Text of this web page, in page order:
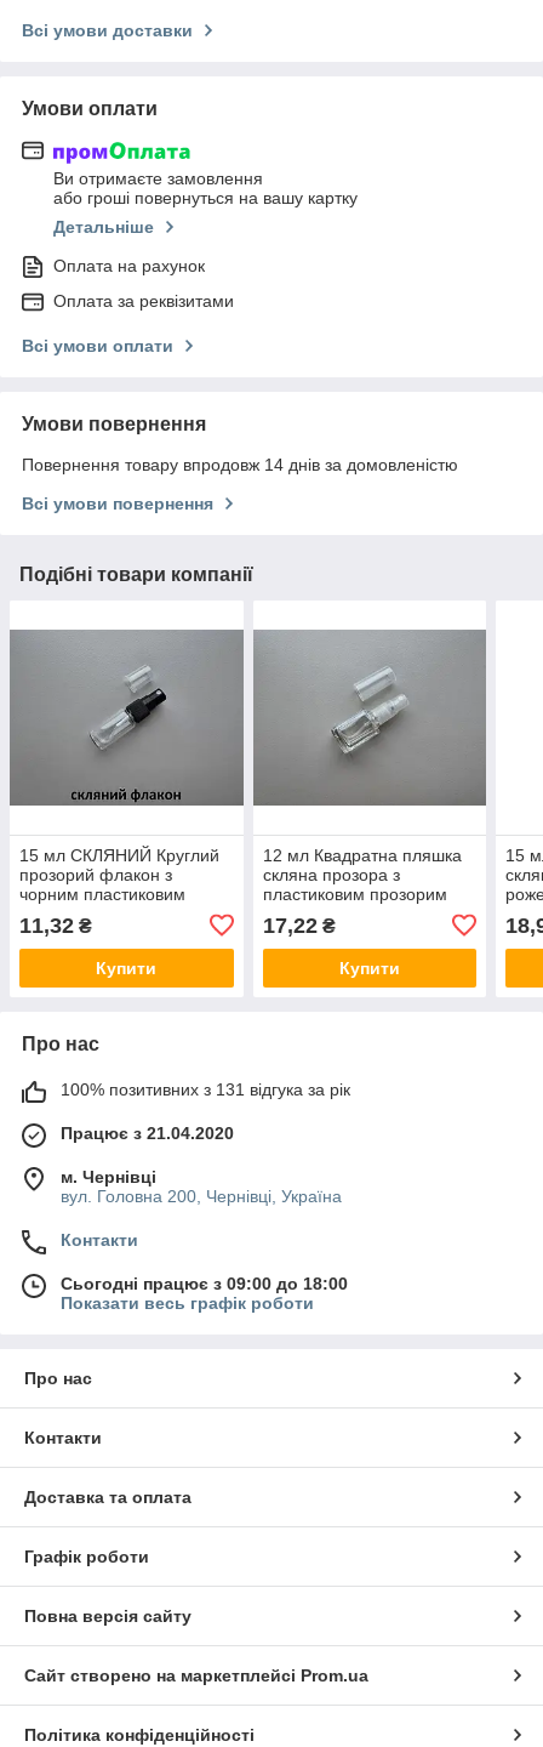
Всі умови доставки
Умови оплати
Ви отримаєте замовлення
або гроші повернуться на вашу картку
Детальніше
Оплата на рахунок
Оплата за реквізитами
Всі умови оплати
Умови повернення
Повернення товару впродовж 14 днів за домовленістю
Всі умови повернення
Подібні товари компанії
15 мл СКЛЯНИЙ Круглий
прозорий флакон з
чорним пластиковим
18/415, пляшка,
атомайзер, пляшечка,
11,32 ₴
Купити
12 мл Квадратна пляшка
скляна прозора з
пластиковим прозорим
13/415, флакон,
атомайзер
17,22₴
Купити
15
Про нас
100% позитивних з 131 відгука за рік
Працює з 21.04.2020
м. Чернівці
вул. Головна 200, Чернівці, Україна
Контакти
Сьогодні працює з 09:00 до 18:00
Показати весь графік роботи
Про нас
Контакти
Доставка та оплата
Графік роботи
Повна версія сайту
Сайт створено на маркетплейсі Prom.ua
Політика конфіденційності